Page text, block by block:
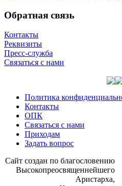
Обратная связь
Контакты
Реквизиты
Пресс-служба
Связаться с нами
Политика
Контакты
ОПК
Связаться с нами
Приходам
Задать вопрос
Сайт со­здан по бла­го­сло­ве­нию
Вы­со­ко­прео­свя­щен­ней­ше­го
Ари­стар­ха,